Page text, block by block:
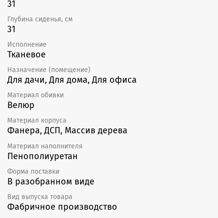
31
Глубина сиденья, см
31
Исполнение
Тканевое
Назначение (помещение)
Для дачи, Для дома, Для офиса
Материал обивки
Велюр
Материал корпуса
Фанера, ДСП, Массив дерева
Материал наполнителя
Пенополиуретан
Форма поставки
В разобранном виде
Вид выпуска товара
Фабричное производство